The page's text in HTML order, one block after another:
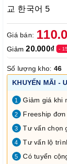
교 한국어 5
Giá bán:
Giảm20.000₫ -
Số lượng kho: 46
KHUYẾN MÃI -
1 Giảm giá khi
2 Freeship
3 Tư vấn chọn
4 Tư vấn lộ
5 Có tuyển